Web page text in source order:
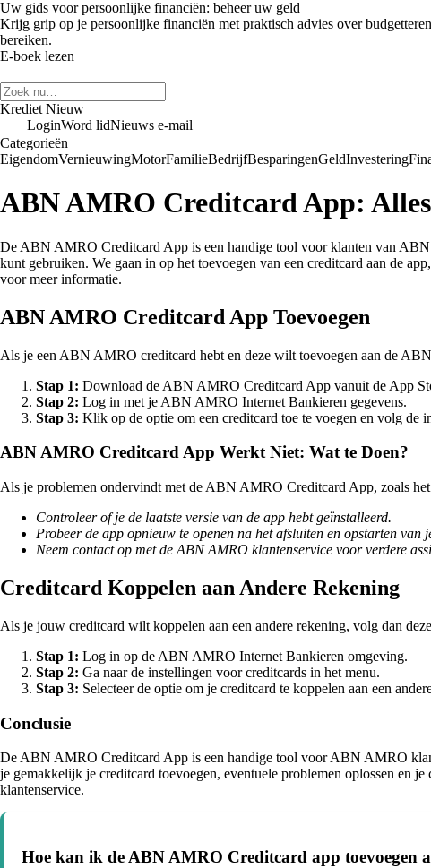
Uw gids voor persoonlijke financiën: beheer uw geld
Krijg grip op je persoonlijke financiën met praktisch advies over
bereiken.
E-boek lezen
Krediet Nieuw
LoginWord lidNieuws e-mail
Categorieën
EigendomVernieuwingMotorFamilieBedrijfBesparingenGeldInvestering
ABN AMRO Creditcard App:
De ABN AMRO Creditcard App is een handige tool voor klanten van
kunt gebruiken. We gaan in op het toevoegen van een creditcard aan de
voor meer informatie.
ABN AMRO Creditcard App Toevoegen
Als je een ABN AMRO creditcard hebt en deze wilt toevoegen aan de
Stap 1: Download de ABN AMRO Creditcard App vanuit de App
Stap 2: Log in met je ABN AMRO Internet Bankieren gegevens.
Stap 3: Klik op de optie om een creditcard toe te voegen en volg de
ABN AMRO Creditcard App Werkt Niet: Wat te Doen?
Als je problemen ondervindt met de ABN AMRO Creditcard App, zoals
Controleer of je de laatste versie van de app hebt geïnstalleerd.
Probeer de app opnieuw te openen na het afsluiten en opstarten van
Neem contact op met de ABN AMRO klantenservice voor verdere
Creditcard Koppelen aan Andere Rekening
Als je jouw creditcard wilt koppelen aan een andere rekening, volg dan
Stap 1: Log in op de ABN AMRO Internet Bankieren omgeving.
Stap 2: Ga naar de instellingen voor creditcards in het menu.
Stap 3: Selecteer de optie om je creditcard te koppelen aan een
Conclusie
De ABN AMRO Creditcard App is een handige tool voor ABN AMRO
je gemakkelijk je creditcard toevoegen, eventuele problemen oplossen en
klantenservice.
Hoe kan ik de ABN AMRO Creditcard app toevoegen